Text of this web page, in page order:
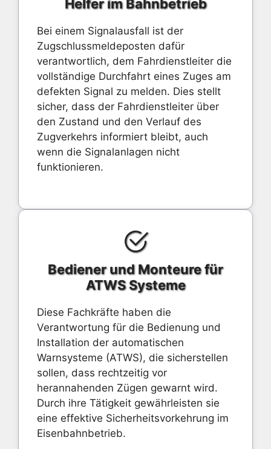
Helfer im Bahnbetrieb
Bei einem Signalausfall ist der
Zugschlussmeldeposten dafür
verantwortlich, dem Fahrdienstleiter die
vollständige Durchfahrt eines Zuges am
defekten Signal zu melden. Dies stellt
sicher, dass der Fahrdienstleiter über
den Zustand und den Verlauf des
Zugverkehrs informiert bleibt, auch
wenn die Signalanlagen nicht
funktionieren.
Bediener und Monteure für
ATWS Systeme
Diese Fachkräfte haben die
Verantwortung für die Bedienung und
Installation der automatischen
Warnsysteme (ATWS), die sicherstellen
sollen, dass rechtzeitig vor
herannahenden Zügen gewarnt wird.
Durch ihre Tätigkeit gewährleisten sie
eine effektive Sicherheitsvorkehrung im
Eisenbahnbetrieb.